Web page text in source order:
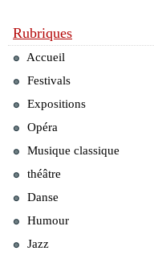
Rubriques
Accueil
Festivals
Expositions
Opéra
Musique classique
théâtre
Danse
Humour
Jazz